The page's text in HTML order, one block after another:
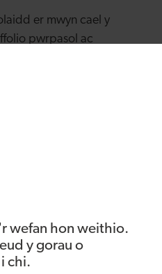
wefan hon weithio.
y gorau o
chi.
er mwyn cael y
pwrpasol ac
ymholiadau neu
yn cael ei
i atal